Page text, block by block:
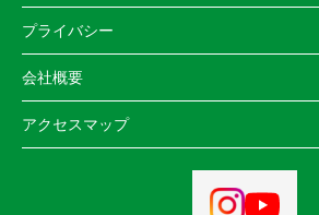
プライバシー
会社概要
アクセスマップ